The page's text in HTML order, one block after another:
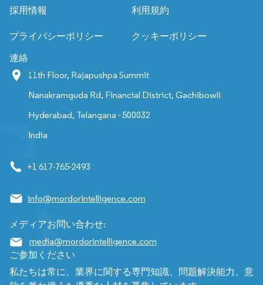
採用情報 利用規約
プライバシーポリシー クッキーポリシー
連絡
11th Floor, Rajapushpa Summit
Nanakramguda Rd, Financial District, Gachibowli
Hyderabad, Telangana - 500032
India
+1 617-765-2493
info@mordorintelligence.com
メディアお問い合わせ:
media@mordorintelligence.com
ご参加ください
私たちは常に、業界に関する専門知識、問題解決能力、意